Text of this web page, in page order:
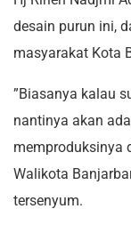
desain purun ini,
masyarakat Kota
”Biasanya kalau
nantinya akan
memproduksinya
Walikota
tersenyum.